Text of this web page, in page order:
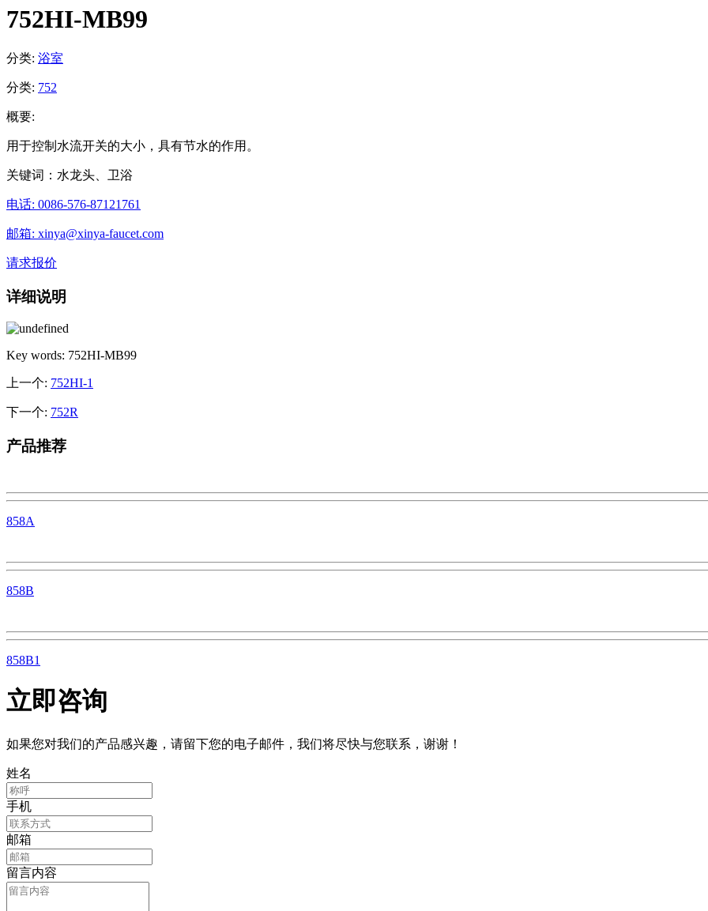
752HI-MB99
分类: 浴室
分类: 752
概要:
用于控制水流开关的大小，具有节水的作用。
关键词：水龙头、卫浴
电话: 0086-576-87121761
邮箱: xinya@xinya-faucet.com
请求报价
详细说明
Key words: 752HI-MB99
上一个: 752HI-1
下一个: 752R
产品推荐
858A
858B
858B1
立即咨询
如果您对我们的产品感兴趣，请留下您的电子邮件，我们将尽快与您联系，谢谢！
姓名
手机
邮箱
留言内容